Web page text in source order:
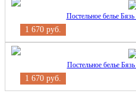
Постельное белье
1 670 руб.
Постельное белье
1 670 руб.